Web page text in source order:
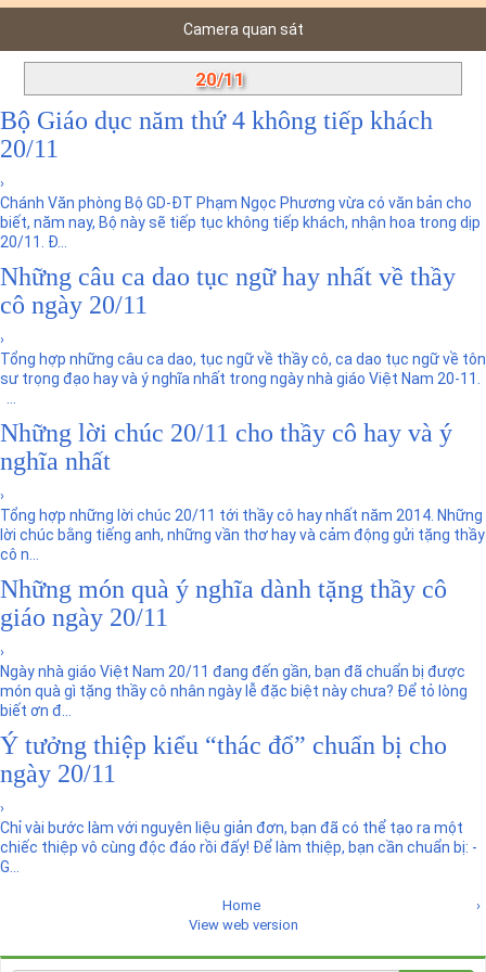
n
Camera quan sát
Showing posts with label
20/11
Bộ Giáo dục năm thứ 4 không tiếp khách
20/11
›
Chánh Văn phòng Bộ GD-ĐT Phạm Ngọc Phương vừa có văn bản cho
biết, năm nay, Bộ này sẽ tiếp tục không tiếp khách, nhận hoa trong dịp
20/11. Đ...
Những câu ca dao tục ngữ hay nhất về thầy
cô ngày 20/11
›
Tổng hợp những câu ca dao, tục ngữ về thầy cô, ca dao tục ngữ về tôn
sư trọng đạo hay và ý nghĩa nhất trong ngày nhà giáo Việt Nam 20-11.
Những lời chúc 20/11 cho thầy cô hay và ý
nghĩa nhất
›
Tổng hợp những lời chúc 20/11 tới thầy cô hay nhất năm 2014. Những
lời chúc bằng tiếng anh, những vần thơ hay và cảm động gửi tặng thầy
cô n...
Những món quà ý nghĩa dành tặng thầy cô
giáo ngày 20/11
›
Ngày nhà giáo Việt Nam 20/11 đang đến gần, bạn đã chuẩn bị được
món quà gì tặng thầy cô nhân ngày lễ đặc biệt này chưa? Để tỏ lòng
biết ơn đ...
Ý tưởng thiệp kiểu “thác đổ” chuẩn bị cho
ngày 20/11
›
Chỉ vài bước làm với nguyên liệu giản đơn, bạn đã có thể tạo ra một
chiếc thiệp vô cùng độc đáo rồi đấy! Để làm thiệp, bạn cần chuẩn bị: -
G...
›
Home
View web version